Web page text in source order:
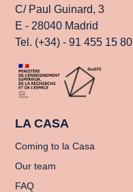
C/ Paul Guinard, 3
E - 28040 Madrid
Tel. (+34) - 91 455 15 80
LA CASA
Coming to la Casa
Our team
FAQ